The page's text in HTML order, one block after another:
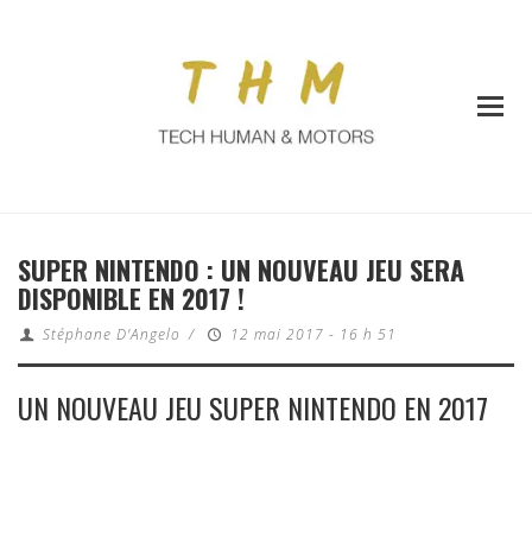
SUPER NINTENDO : UN NOUVEAU JEU SERA
DISPONIBLE EN 2017 !
Stéphane D'Angelo / 12 mai 2017 - 16 h 51
UN NOUVEAU JEU SUPER NINTENDO EN 2017